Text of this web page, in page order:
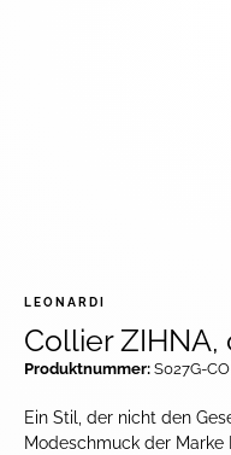
Ein Stil, der nicht den
Modeschmuck der Marke
LEONARDI
Collier
Produktnummer: S027G-CO